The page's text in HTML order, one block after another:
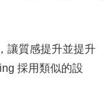
讓質感提升並提升
採用類似的設